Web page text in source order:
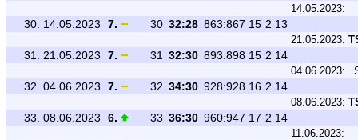
14.05.2023:
30. 14.05.2023 7. 30 32:28 863:867 15 2 13
21.05.2023:
31. 21.05.2023 7. 31 32:30 893:898 15 2 14
04.06.2023:
32. 04.06.2023 7. 32 34:30 928:928 16 2 14
08.06.2023:
33. 08.06.2023 6. 33 36:30 960:947 17 2 14
11.06.2023: